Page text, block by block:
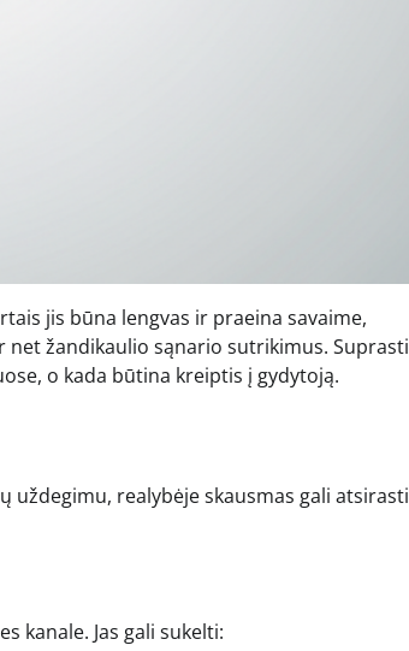
jis būna lengvas ir praeina savaime,
žandikaulio sąnario sutrikimus. Suprasti
o kada būtina kreiptis į gydytoją.
uždegimu, realybėje skausmas gali atsirasti
kanale. Jas gali sukelti: